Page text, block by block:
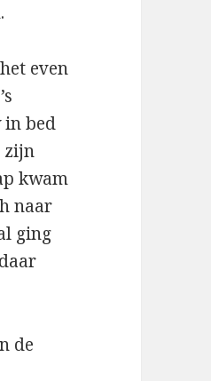
even
in bed
zijn
kwam
naar
ging
de